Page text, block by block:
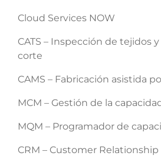
Cloud Services NOW
CATS – Inspección de tejidos
corte
CAMS – Fabricación asistida
MCM – Gestión de la
MQM – Programador de
CRM – Customer